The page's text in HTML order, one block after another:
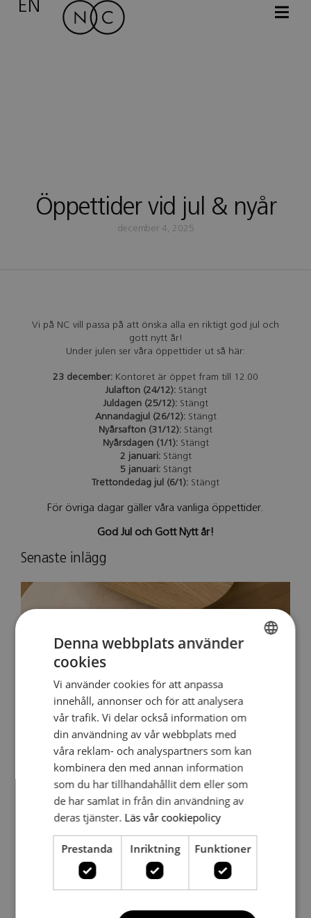
EN
Öppettider vid jul & nyår
december 4, 2025
Vi på NC vill passa på att önska alla en riktigt god jul och
gott nytt år!
Under julen ser våra öppettider ut så här:
23 december: Kontoret är öppet fram till 12.00
Julafton (24/12):Stängt
Juldagen (25/12): Stängt
Annandagjul (26/12):Stängt
Nyårsafton (31/12): Stängt
Nyårsdagen (1/1):Stängt
2 januari: Stängt
5 januari: Stängt
Trettondedag jul (6/1): Stängt
För övriga dagar gäller våra vanliga öppettider.
God Jul och Gott Nytt år!
Senaste inlägg
Insperior 2026
augusti 4, 2026
Denna webbplats använder
cookies
Vi använder cookies för att anpassa
innehåll, annonser och för att analysera
vår trafik. Vi delar också information om
din användning av vår webbplats med
våra reklam- och analyspartners som kan
kombinera den med annan information
som du har tillhandahållit dem eller som
de har samlat in från din användning av
deras tjänster. Läs vår cookiepolicy
Prestanda Inriktning Funktioner